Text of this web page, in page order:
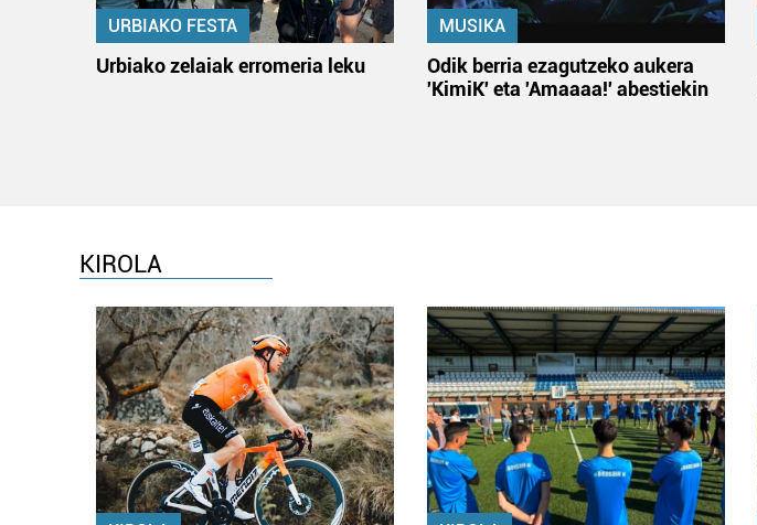
URBIAKO FESTA
Urbiako zelaiak erromeria leku
MUSIKA
Odik berria ezagutzeko aukera
'KimiK' eta 'Amaaaa!' abestiekin
KIROLA